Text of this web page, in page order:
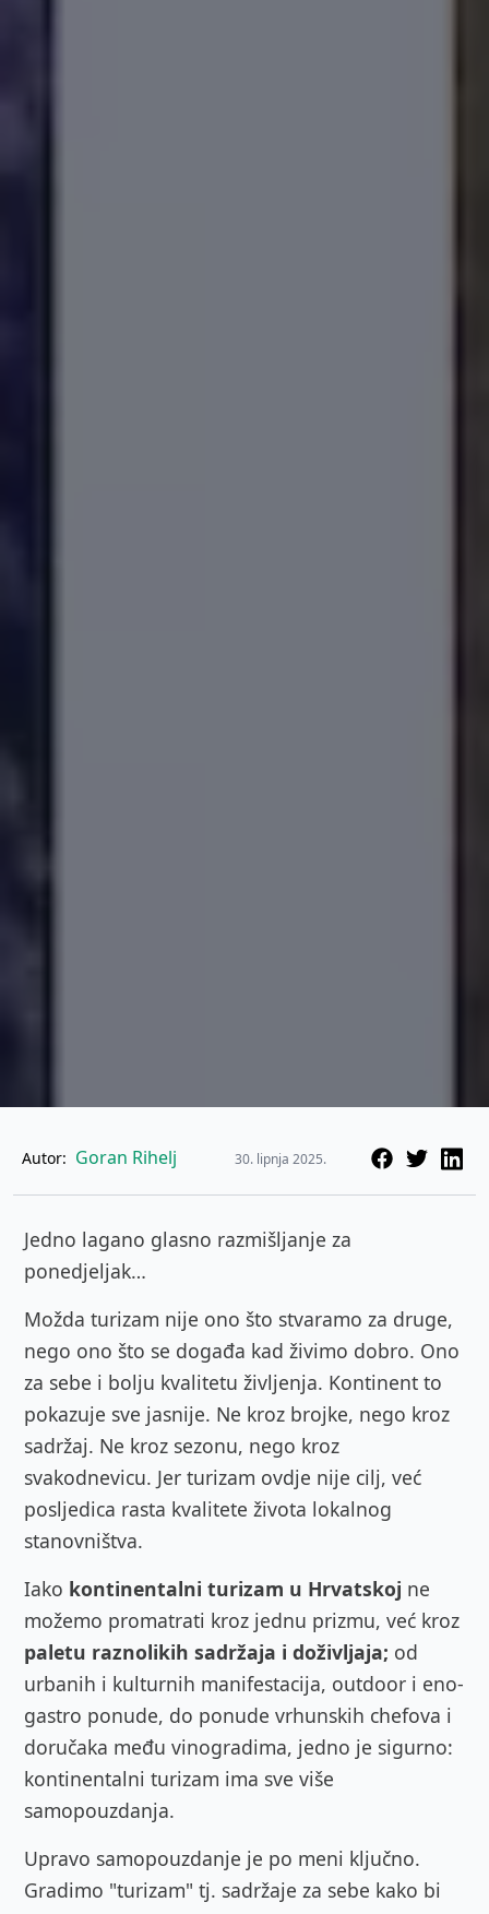
Autor: Goran Rihelj 30. lipnja 2025.
Jedno lagano glasno razmišljanje za
ponedjeljak…
Možda turizam nije ono što stvaramo za druge,
nego ono što se događa kad živimo dobro. Ono
za sebe i bolju kvalitetu življenja. Kontinent to
pokazuje sve jasnije. Ne kroz brojke, nego kroz
sadržaj. Ne kroz sezonu, nego kroz
svakodnevicu. Jer turizam ovdje nije cilj, već
posljedica rasta kvalitete života lokalnog
stanovništva.
Iako kontinentalni turizam u Hrvatskoj ne
možemo promatrati kroz jednu prizmu, već kroz
paletu raznolikih sadržaja i doživljaja; od
urbanih i kulturnih manifestacija, outdoor i eno-
gastro ponude, do ponude vrhunskih chefova i
doručaka među vinogradima, jedno je sigurno:
kontinentalni turizam ima sve više
samopouzdanja.
Upravo samopouzdanje je po meni ključno.
Gradimo "turizam" tj. sadržaje za sebe kako bi